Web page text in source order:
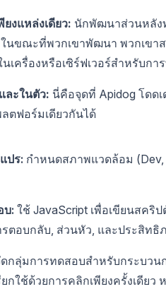
งแหล่งเดียว: นักพัฒนาส่วนหลัง
นขณะที่พวกเขาพัฒนา พวกเขา
นเครื่องหรือเซิร์ฟเวอร์สำหรับก
ละในตัว: นี่คือจุดที่ Apidog โดด
ตฟอร์มเดียวกันได้
ปร: กำหนดสภาพแวดล้อม (Dev,
บ: ใช้ JavaScript เพื่อเขียนสค
ตอบกลับ, ส่วนหัว, และประสิทธิ
กลุ่มการทดสอบสำหรับกระบว
กใช้ด้วยการคลิกเพียงครั้งเดีย